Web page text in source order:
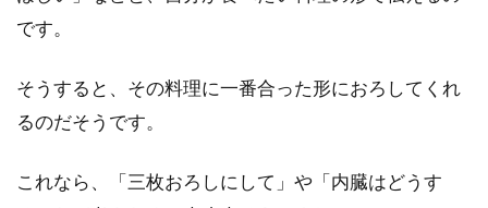
その...
にんじんのみじん切りが簡単にでき
です。
そうすると、その料理に一番合った形におろしてくれ
るのだそうです。
これなら、「三枚おろしにして」や「内臓はどうす